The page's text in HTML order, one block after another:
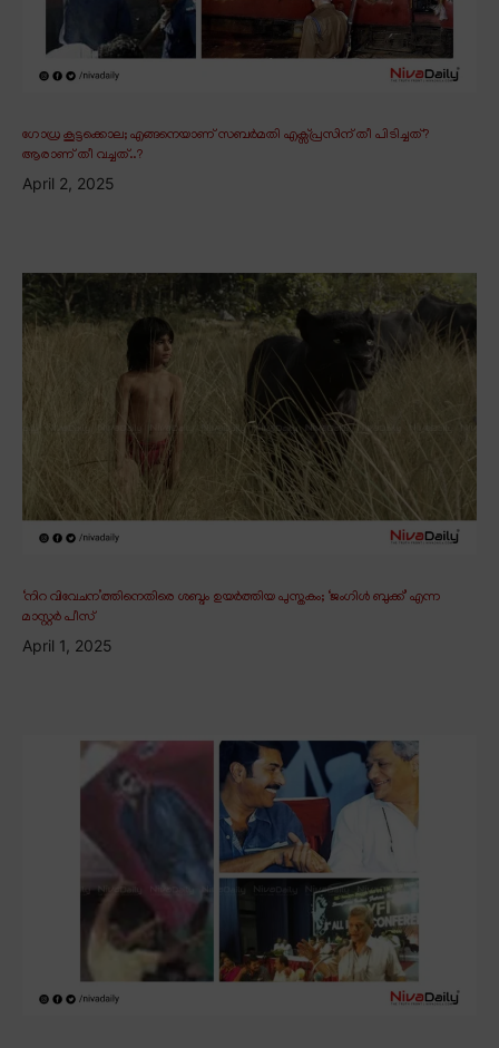
ഗോധ്ര കൂട്ടക്കൊല; എങ്ങനെയാണ് സബർമതി എക്സ്പ്രസിന് തീ പിടിച്ചത്?
ആരാണ് തീ വച്ചത്..?
April 2, 2025
‘നിറ വിവേചന’ത്തിനെതിരെ ശബ്ദം ഉയർത്തിയ പുസ്തകം; ‘ജംഗിൾ ബുക്ക്’ എന്ന
മാസ്റ്റർ പീസ്
April 1, 2025